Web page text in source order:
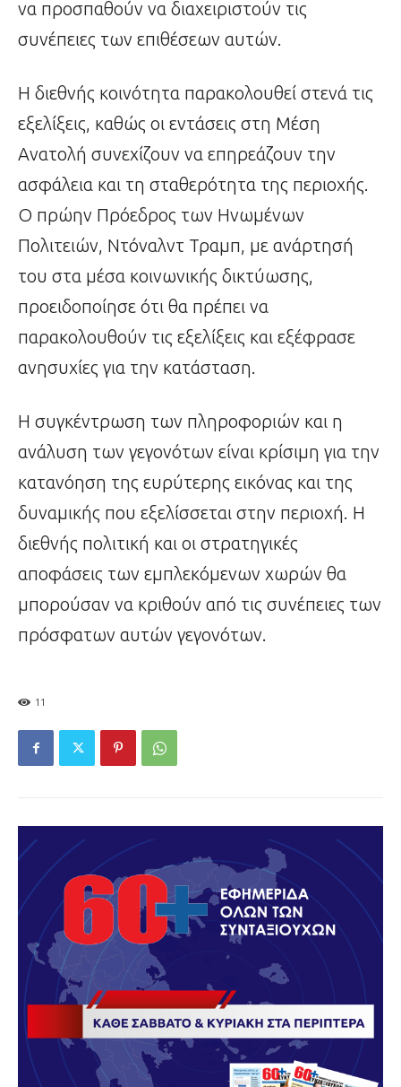
να προσπαθούν να διαχειριστούν τις
συνέπειες των επιθέσεων αυτών.
Η διεθνής κοινότητα παρακολουθεί στενά τις
εξελίξεις, καθώς οι εντάσεις στη Μέση
Ανατολή συνεχίζουν να επηρεάζουν την
ασφάλεια και τη σταθερότητα της περιοχής.
Ο πρώην Πρόεδρος των Ηνωμένων
Πολιτειών, Ντόναλντ Τραμπ, με ανάρτησή
του στα μέσα κοινωνικής δικτύωσης,
προειδοποίησε ότι θα πρέπει να
παρακολουθούν τις εξελίξεις και εξέφρασε
ανησυχίες για την κατάσταση.
Η συγκέντρωση των πληροφοριών και η
ανάλυση των γεγονότων είναι κρίσιμη για την
κατανόηση της ευρύτερης εικόνας και της
δυναμικής που εξελίσσεται στην περιοχή. Η
διεθνής πολιτική και οι στρατηγικές
αποφάσεις των εμπλεκόμενων χωρών θα
μπορούσαν να κριθούν από τις συνέπειες των
πρόσφατων αυτών γεγονότων.
11